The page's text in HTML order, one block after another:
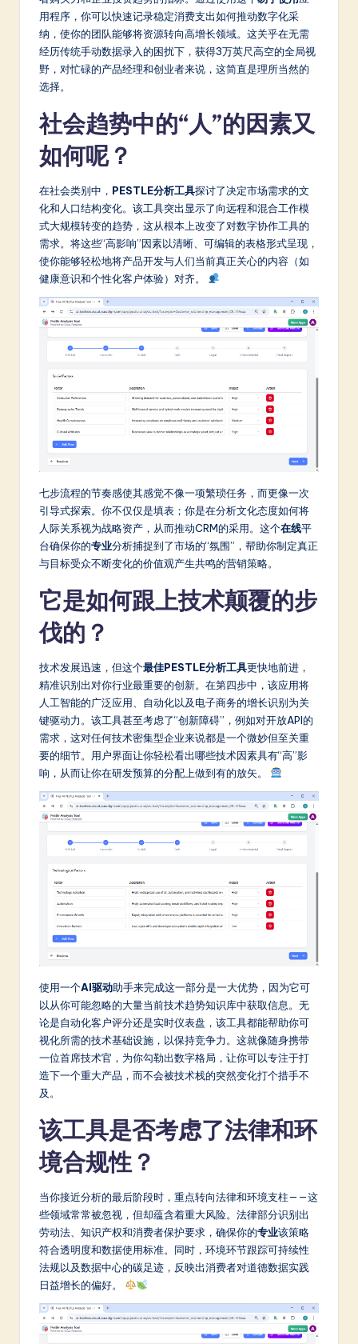
用程序，你可以快速记录稳定消费支出如何推动数字化采
纳，使你的团队能够将资源转向高增长领域。这关乎在无需
经历传统手动数据录入的困扰下，获得3万英尺高空的全局视
野，对忙碌的产品经理和创业者来说，这简直是理所当然的
选择。
社会趋势中的“人”的因素又
如何呢？
在社会类别中， PESTLE分析工具探讨了决定市场需求的文
化和人口结构变化。该工具突出显示了向远程和混合工作模
式大规模转变的趋势，这从根本上改变了对数字协作工具的
需求。将这些“高影响”因素以清晰、可编辑的表格形式呈现，
使你能够轻松地将产品开发与人们当前真正关心的内容（如
健康意识和个性化客户体验）对齐。
七步流程的节奏感使其感觉不像一项繁琐任务，而更像一次
引导式探索。你不仅仅是填表；你是在分析文化态度如何将
人际关系视为战略资产，从而推动CRM的采用。这个在线平
台确保你的专业分析捕捉到了市场的“氛围”，帮助你制定真正
与目标受众不断变化的价值观产生共鸣的营销策略。
它是如何跟上技术颠覆的步
伐的？
技术发展迅速，但这个最佳PESTLE分析工具更快地前进，
精准识别出对你行业最重要的创新。在第四步中，该应用将
人工智能的广泛应用、自动化以及电子商务的增长识别为关
键驱动力。该工具甚至考虑了“创新障碍”，例如对开放API的
需求，这对任何技术密集型企业来说都是一个微妙但至关重
要的细节。用户界面让你轻松看出哪些技术因素具有“高”影
响，从而让你在研发预算的分配上做到有的放矢。
使用一个AI驱动助手来完成这一部分是一大优势，因为它可
以从你可能忽略的大量当前技术趋势知识库中获取信息。无
论是自动化客户评分还是实时仪表盘，该工具都能帮助你可
视化所需的技术基础设施，以保持竞争力。这就像随身携带
一位首席技术官，为你勾勒出数字格局，让你可以专注于打
造下一个重大产品，而不会被技术栈的突然变化打个措手不
及。
该工具是否考虑了法律和环
境合规性？
当你接近分析的最后阶段时，重点转向法律和环境支柱——这
些领域常常被忽视，但却蕴含着重大风险。法律部分识别出
劳动法、知识产权和消费者保护要求，确保你的专业该策略
符合透明度和数据使用标准。同时，环境环节跟踪可持续性
法规以及数据中心的碳足迹，反映出消费者对道德数据实践
日益增长的偏好。